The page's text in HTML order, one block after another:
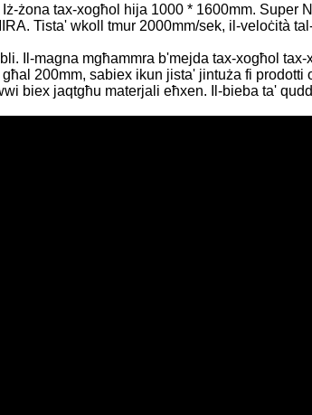
żona tax-xogħol hija 1000 * 1600mm. Super
Tista' wkoll tmur 2000mm/sek, il-veloċità
Il-magna mgħammra b'mejda tax-xogħol
200mm, sabiex ikun jista' jintuża fi
biex jaqtgħu materjali eħxen. Il-bieba ta'